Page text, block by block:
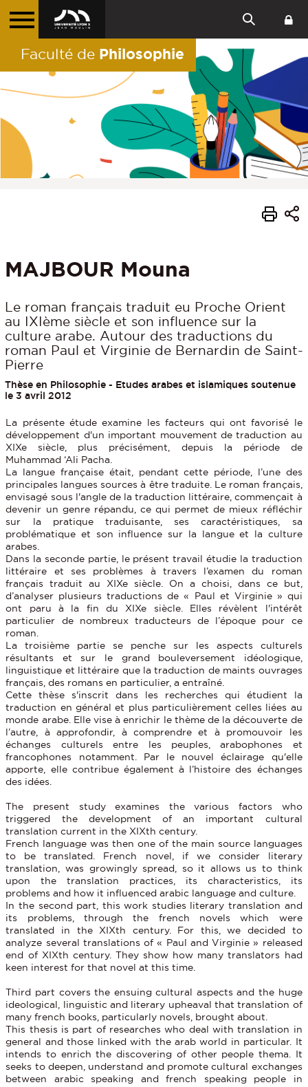
Faculté de Philosophie
MAJBOUR Mouna
Le roman français traduit eu Proche Orient
au IXIème siècle et son influence sur la
culture arabe. Autour des traductions du
roman Paul et Virginie de Bernardin de Saint-
Pierre
Thèse en Philosophie - Etudes arabes et islamiques soutenue
le 3 avril 2012
La présente étude examine les facteurs qui ont favorisé le
développement d'un important mouvement de traduction au
XIXe siècle, plus précisément, depuis la période de
Muhammad ‘Ali Pacha.
La langue française était, pendant cette période, l’une des
principales langues sources à être traduite. Le roman français,
envisagé sous l'angle de la traduction littéraire, commençait à
devenir un genre répandu, ce qui permet de mieux réfléchir
sur la pratique traduisante, ses caractéristiques, sa
problématique et son influence sur la langue et la culture
arabes.
Dans la seconde partie, le présent travail étudie la traduction
littéraire et ses problèmes à travers l’examen du roman
français traduit au XIXe siècle. On a choisi, dans ce but,
d’analyser plusieurs traductions de « Paul et Virginie » qui
ont paru à la fin du XIXe siècle. Elles révèlent l'intérêt
particulier de nombreux traducteurs de l’époque pour ce
roman.
La troisième partie se penche sur les aspects culturels
résultants et sur le grand bouleversement idéologique,
linguistique et littéraire que la traduction de maints ouvrages
français, des romans en particulier, a entraîné.
Cette thèse s'inscrit dans les recherches qui étudient la
traduction en général et plus particulièrement celles liées au
monde arabe. Elle vise à enrichir le thème de la découverte de
l’autre, à approfondir, à comprendre et à promouvoir les
échanges culturels entre les peuples, arabophones et
francophones notamment. Par le nouvel éclairage qu'elle
apporte, elle contribue également à l’histoire des échanges
des idées.
The present study examines the various factors who
triggered the development of an important cultural
translation current in the XIXth century.
French language was then one of the main source languages
to be translated. French novel, if we consider literary
translation, was growingly spread, so it allows us to think
upon the translation practices, its characteristics, its
problems and how it influenced arabic language and culture.
In the second part, this work studies literary translation and
its problems, through the french novels which were
translated in the XIXth century. For this, we decided to
analyze several translations of « Paul and Virginie » released
end of XIXth century. They show how many translators had
keen interest for that novel at this time.
Third part covers the ensuing cultural aspects and the huge
ideological, linguistic and literary upheaval that translation of
many french books, particularly novels, brought about.
This thesis is part of researches who deal with translation in
general and those linked with the arab world in particular. It
intends to enrich the discovering of other people thema. It
seeks to deepen, understand and promote cultural exchanges
between arabic speaking and french speaking people in